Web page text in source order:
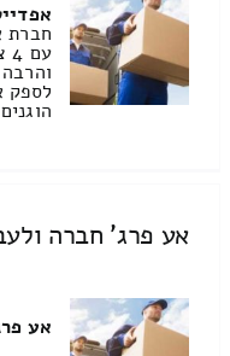
חברת
לספק
אע פרג' חברה
אע